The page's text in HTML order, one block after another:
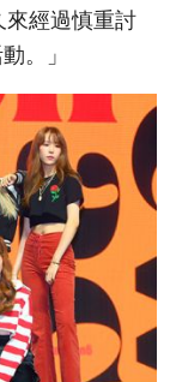
來經過慎重討
。」